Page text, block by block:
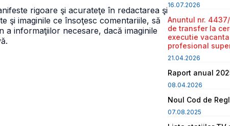
rigoare şi acurateţe în redactarea şi
şi imaginile ce însoţesc comentariile, să
informaţiilor necesare, dacă imaginile
16.07.2026
Anuntul nr.
de transfer la
executie
profesional
21.04.2026
Raport anual
08.04.2026
Noul Cod de
07.08.2025